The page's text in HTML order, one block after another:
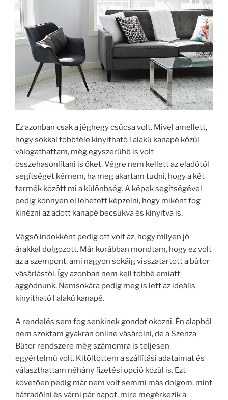
Ez azonban csak a jéghegy csúcsa volt. Mivel amellett,
hogy sokkal többféle kinyitható l alakú kanapé közül
válogathattam, még egyszerűbb is volt
összehasonlítani is őket. Végre nem kellett az eladótól
segítséget kérnem, ha meg akartam tudni, hogy a két
termék között mi a különbség. A képek segítségével
pedig könnyen el lehetett képzelni, hogy miként fog
kinézni az adott kanapé becsukva és kinyitva is.
Végső indokként pedig ott volt az, hogy milyen jó
árakkal dolgozott. Már korábban mondtam, hogy ez volt
az a szempont, ami nagyon sokáig visszatartott a bútor
vásárlástól. Így azonban nem kell többé emiatt
aggódnunk. Nemsokára pedig meg is lett az ideális
kinyitható l alakú kanapé.
A rendelés sem fog senkinek gondot okozni. Én alapból
nem szoktam gyakran online vásárolni, de a Szenza
Bútor rendszere még számomra is teljesen
egyértelmű volt. Kitöltöttem a szállítási adataimat és
választhattam néhány fizetési opció közül is. Ezt
követően pedig már nem volt semmi más dolgom, mint
hátradőlni és várni pár napot, mire megérkezik a